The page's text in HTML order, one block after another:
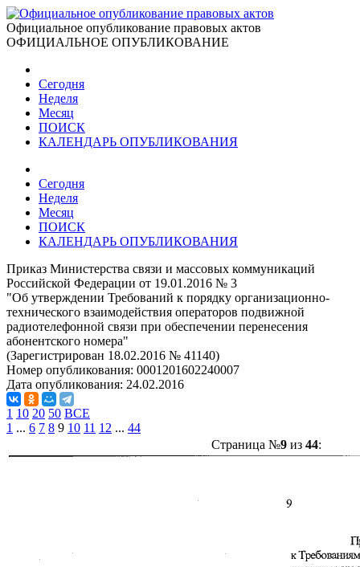
Официальное опубликование правовых актов
ОФИЦИАЛЬНОЕ ОПУБЛИКОВАНИЕ
Сегодня
Неделя
Месяц
ПОИСК
КАЛЕНДАРЬ ОПУБЛИКОВАНИЯ
Сегодня
Неделя
Месяц
ПОИСК
КАЛЕНДАРЬ ОПУБЛИКОВАНИЯ
Приказ Министерства связи и массовых коммуникаций
Российской Федерации от 19.01.2016 № 3
"Об утверждении Требований к порядку организационно-
технического взаимодействия операторов подвижной
радиотелефонной связи при обеспечении перенесения
абонентского номера"
(Зарегистрирован 18.02.2016 № 41140)
Номер опубликования: 0001201602240007
Дата опубликования: 24.02.2016
1 10 20 50 ВСЕ
1 ... 6 7 8 9 10 11 12 ... 44
Страница №9из 44: